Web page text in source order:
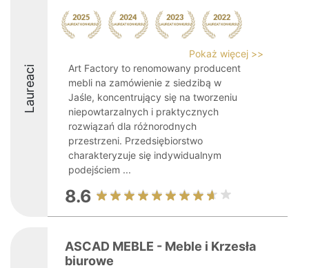
Laureaci
Pokaż więcej >>
Art Factory to renomowany producent
mebli na zamówienie z siedzibą w
Jaśle, koncentrujący się na tworzeniu
niepowtarzalnych i praktycznych
rozwiązań dla różnorodnych
przestrzeni. Przedsiębiorstwo
charakteryzuje się indywidualnym
podejściem ...
8.6
ASCAD MEBLE - Meble i Krzesła
biurowe